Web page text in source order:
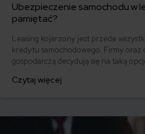
Ubezpieczenie samochodu w
pamiętać?
Leasing kojarzony jest przede
kredytu samochodowego. Firmy oraz
gospodarczą decydują się na taką
ubezpieczenie samochodu w leasingu
Czytaj więcej